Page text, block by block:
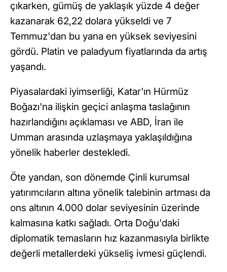
çıkarken, gümüş de yaklaşık yüzde 4 değer
kazanarak 62,22 dolara yükseldi ve 7
Temmuz'dan bu yana en yüksek seviyesini
gördü. Platin ve paladyum fiyatlarında da artış
yaşandı.
Piyasalardaki iyimserliği, Katar'ın Hürmüz
Boğazı'na ilişkin geçici anlaşma taslağının
hazırlandığını açıklaması ve ABD, İran ile
Umman arasında uzlaşmaya yaklaşıldığına
yönelik haberler destekledi.
Öte yandan, son dönemde Çinli kurumsal
yatırımcıların altına yönelik talebinin artması da
ons altının 4.000 dolar seviyesinin üzerinde
kalmasına katkı sağladı. Orta Doğu'daki
diplomatik temasların hız kazanmasıyla birlikte
değerli metallerdeki yükseliş ivmesi güçlendi.